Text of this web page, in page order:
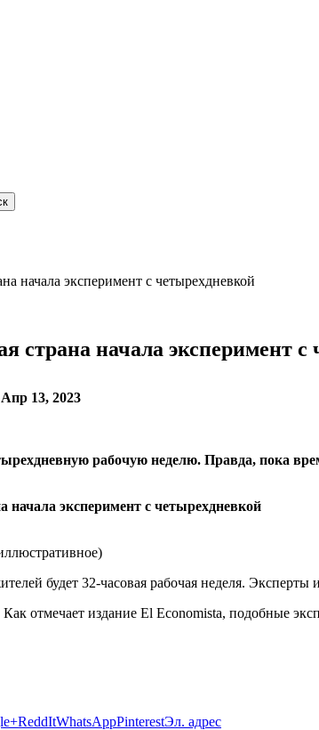
начала эксперимент с четырехдневкой
страна начала эксперимент с
Апр 13, 2023
рабочую неделю. Правда, пока
будет 32-часовая рабочая неделя.
отмечает издание El Economista, подобные
ReddItWhatsAppPinterestЭл. адрес